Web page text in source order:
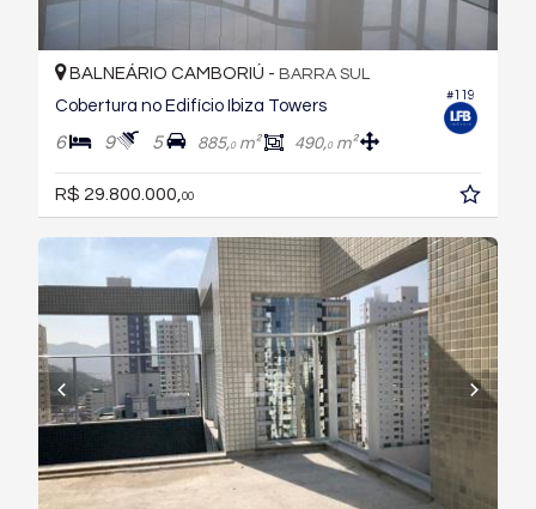
#119
BALNEÁRIO CAMBORIÚ - BARRA SUL
Cobertura no Edifício Ibiza Towers
6 9 5 885,0m² 490,0m²
R$ 29.800.000, 00